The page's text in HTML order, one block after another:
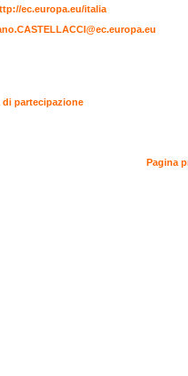
ec.europa.eu/italia
di partecipazione
Pagina